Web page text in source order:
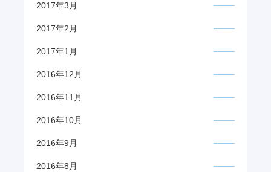
2017年3月
2017年2月
2017年1月
2016年12月
2016年11月
2016年10月
2016年9月
2016年8月